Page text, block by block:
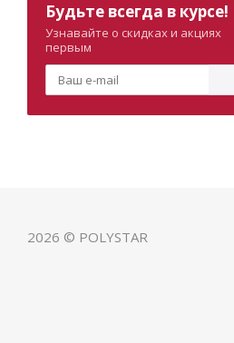
Будьте всегда в курсе!
Узнавайте о скидках и акциях
первым
2026 © POLYSTAR